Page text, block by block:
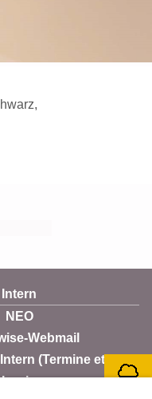
Intern
NEO
Webmail
(Termine etc.)
Login